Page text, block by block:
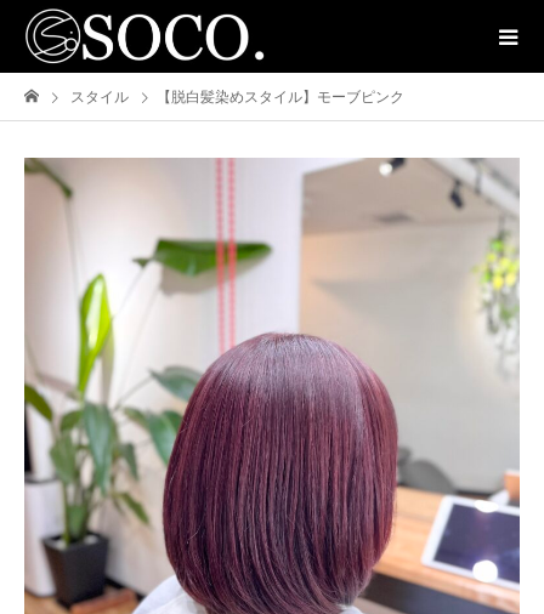
スタイル 【脱白髪染めスタイル】モーブピンク